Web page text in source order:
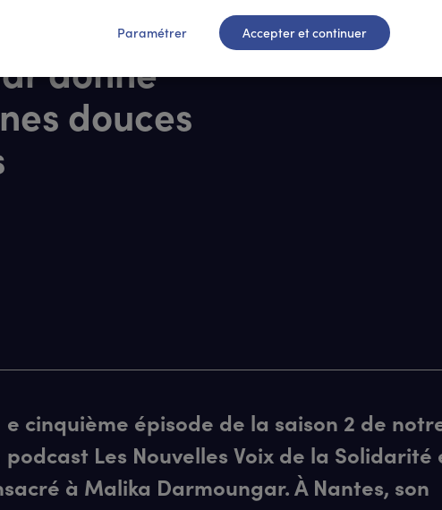
44,
donne
douces
e cinquième épisode de la saison 2 de
podcast Les Nouvelles Voix de la Solidarité
à Malika Darmoungar. À Nantes, son
Paramétrer Accepter et continuer